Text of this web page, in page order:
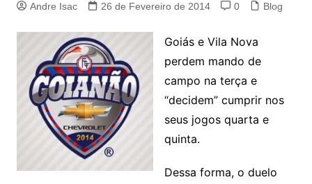
Andre Isac 26 de Fevereiro de 2014 0 Blog
Goiás e Vila Nova
perdem mando de
campo na terça e
“decidem” cumprir nos
seus jogos quarta e
quinta.
Dessa forma, o duelo